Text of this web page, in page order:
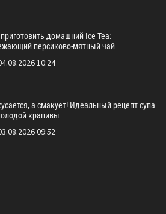
домашний Ice Tea:
персиково-мятный чай
10:24
а смакует! Идеальный рецепт супа
крапивы
09:52